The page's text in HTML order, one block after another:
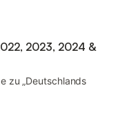
2023, 2024 &
zu „Deutschlands